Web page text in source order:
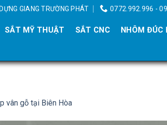
GIANG TRƯỜNG PHÁT 0772.992.996 -
SẮT MỸ THUẬT SẮT CNC NHÔM ĐÚC
vân gỗ tại Biên Hòa